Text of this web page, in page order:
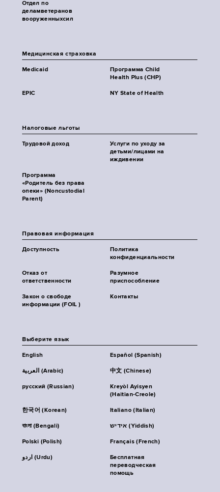
Отдел по
деламветеранов
вооруженныхсил
Медицинская страховка
Medicaid
Программа Child
Health Plus (CHP)
EPIC NY State of Health
Налоговые льготы
Трудовой доход
Услуги по уходу за
детьми/лицами на
иждивении
Программа
«Родитель без права
опеки» (Noncustodial
Parent)
Правовая информация
Доступность
Политика
конфиденциальности
Отказ от
ответственности
Разумное
приспособление
Закон о свободе
информации (FOIL )
Контакты
Выберите язык
English Español (Spanish)
العربية (Arabic) 中文 (Chinese)
русский (Russian)
Kreyòl Ayisyen
(Haitian-Creole)
한국어 (Korean) Italiano (Italian)
বাংলা (Bengali) אידיש (Yiddish)
Polski (Polish) Français (French)
اردو (Urdu)
Бесплатная
переводческая
помощь